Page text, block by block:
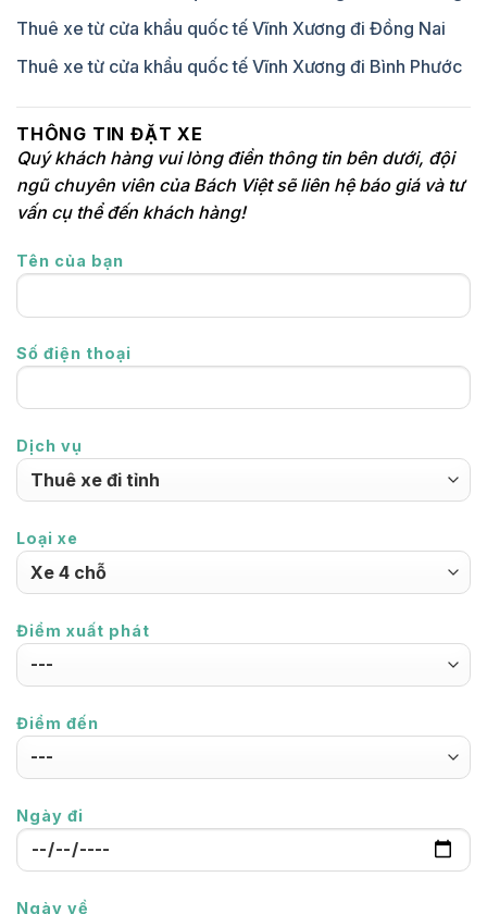
Thuê xe từ cửa khẩu quốc tế Vĩnh Xương đi Đồng Nai
Thuê xe từ cửa khẩu quốc tế Vĩnh Xương đi Bình Phước
THÔNG TIN ĐẶT XE
Quý khách hàng vui lòng điền thông tin bên dưới, đội
ngũ chuyên viên của Bách Việt sẽ liên hệ báo giá và tư
vấn cụ thể đến khách hàng!
Tên của bạn
Số điện thoại
Dịch vụ
Loại xe
Điểm xuất phát
Điểm đến
Ngày đi
Ngày về